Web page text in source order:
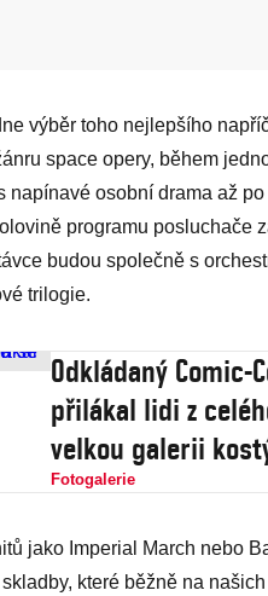
výběr toho nejlepšího
space opery, během
napínavé osobní drama až
programu posluchače
budou společně s
trilogie.
Odkládaný Comic-
přilákal lidi z
velkou galerii
Fotogalerie
jako Imperial March nebo
které běžně na